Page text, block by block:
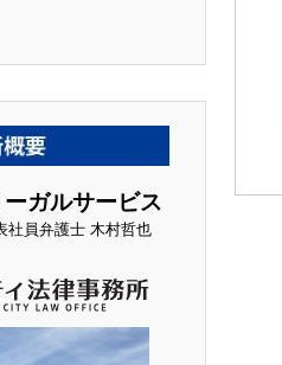
ガルサービス
社員弁護士 木村哲也